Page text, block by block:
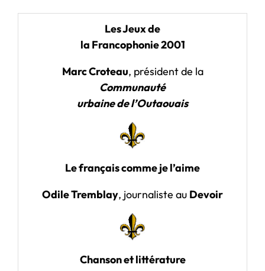
Les Jeux de
la Francophonie 2001
Marc Croteau, président de la
Communauté
urbaine de l’Outaouais
Le français comme je l’aime
Odile Tremblay, journaliste au Devoir
Chanson et littérature